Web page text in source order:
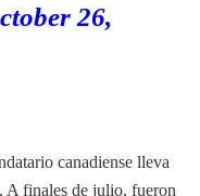
26,
canadiense lleva
A finales de julio, fueron